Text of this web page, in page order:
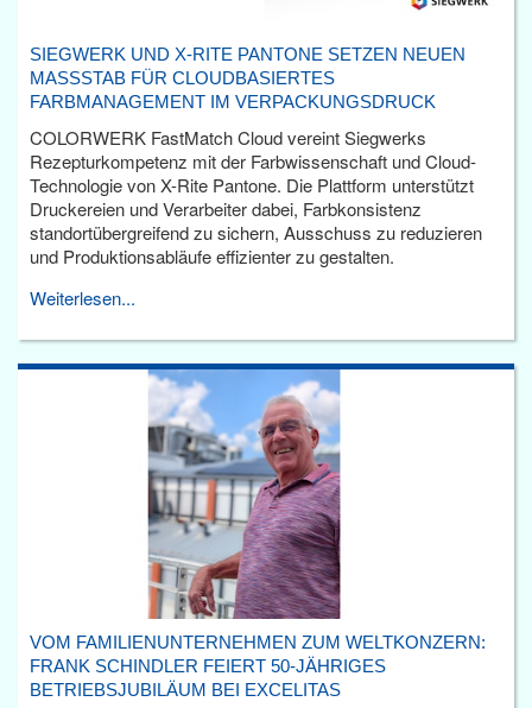
SIEGWERK UND X-RITE PANTONE SETZEN NEUEN
MASSSTAB FÜR CLOUDBASIERTES F
ARBMANAGEMENT IM VERPACKUNGSDRUCK
COLORWERK FastMatch Cloud vereint Siegwerks
Rezepturkompetenz mit der Farbwissenschaft und Cloud-
Technologie von X-Rite Pantone. Die Plattform unterstützt
Druckereien und Verarbeiter dabei, Farbkonsistenz
standortübergreifend zu sichern, Ausschuss zu reduzieren
und Produktionsabläufe effizienter zu gestalten.
Weiterlesen...
VOM FAMILIENUNTERNEHMEN ZUM WELTKONZERN:
FRANK SCHINDLER FEIERT 50-JÄHRIGES
BETRIEBSJUBILÄUM BEI EXCELITAS